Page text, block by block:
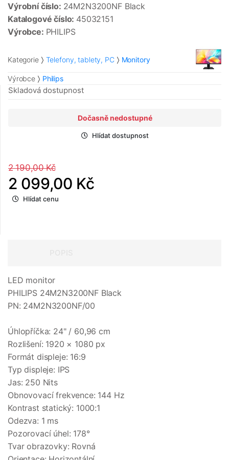
Výrobní číslo: 24M2N3200NF Black
Katalogové číslo: 45032151
Výrobce: PHILIPS
Kategorie Telefony, tablety, PC Monitory
Výrobce Philips
Skladová dostupnost
Dočasně nedostupné
Hlídat dostupnost
2 190,00 Kč
2 099,00 Kč
Hlídat cenu
LED monitor
PHILIPS 24M2N3200NF Black
PN: 24M2N3200NF/00
Úhlopříčka: 24" / 60,96 cm
Rozlišení: 1920 × 1080 px
Formát displeje: 16:9
Typ displeje: IPS
Jas: 250 Nits
Obnovovací frekvence: 144 Hz
Kontrast statický: 1000:1
Odezva: 1 ms
Pozorovací úhel: 178°
Tvar obrazovky: Rovná